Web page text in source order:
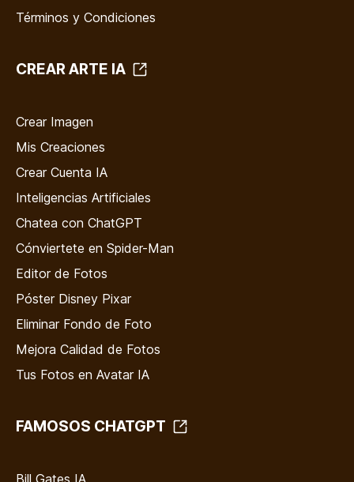
Términos y Condiciones
CREAR ARTE IA
Crear Imagen
Mis Creaciones
Crear Cuenta IA
Inteligencias Artificiales
Chatea con ChatGPT
Cónviertete en Spider-Man
Editor de Fotos
Póster Disney Pixar
Eliminar Fondo de Foto
Mejora Calidad de Fotos
Tus Fotos en Avatar IA
FAMOSOS CHATGPT